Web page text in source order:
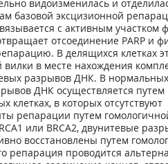
видоизменилась и
базовой эксцизионной
с активным участком
отсоединение PARP и
В делящихся клетках
в месте нахождения
разрывов ДНК. В нормальных
ДНК осуществляется путем
клетках, в которых отсутствуют
репарации путем
или BRCA2, двунитевые
восстановлены путем
репарация проводится